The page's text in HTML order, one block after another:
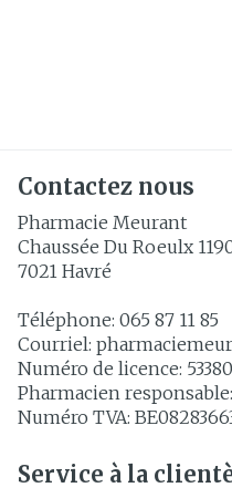
Contactez nous
Pharmacie Meurant
Chaussée Du Roeulx
7021 Havré
Téléphone: 065 87 11 85
Courriel:
Numéro de licence:
Pharmacien responsable:
Numéro TVA:
Service à la